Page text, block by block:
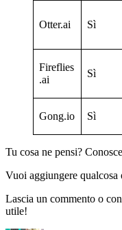
Otter.ai Sì
Fireflies
.ai
Sì
Gong.io Sì
Tu cosa ne pensi?
Vuoi aggiungere
Lascia un commento o
utile!